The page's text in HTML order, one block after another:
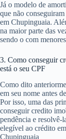
Já o modelo de
que não
em Chupinguaia.
na maior parte das
sendo o com
3. Como conseguir
está o seu CPF
Como dito
em seu nome antes
Por isso, uma das
conseguir credito
pendência e resolvê-
elegível ao crédito
Chupinguaia